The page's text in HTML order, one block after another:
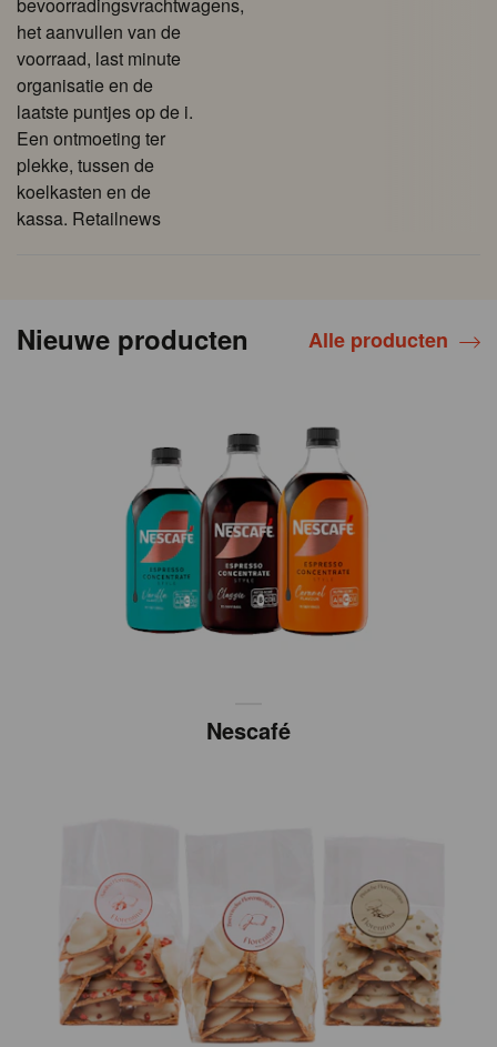
het aanvullen van de
voorraad, last minute
organisatie en de
laatste puntjes op de i.
Een ontmoeting ter
plekke, tussen de
koelkasten en de
kassa. Retailnews
Nieuwe producten Alle producten
Nescafé